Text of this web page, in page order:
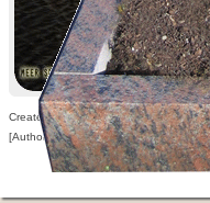
Created: 04.09.2009,
[Author visible for registered users only]